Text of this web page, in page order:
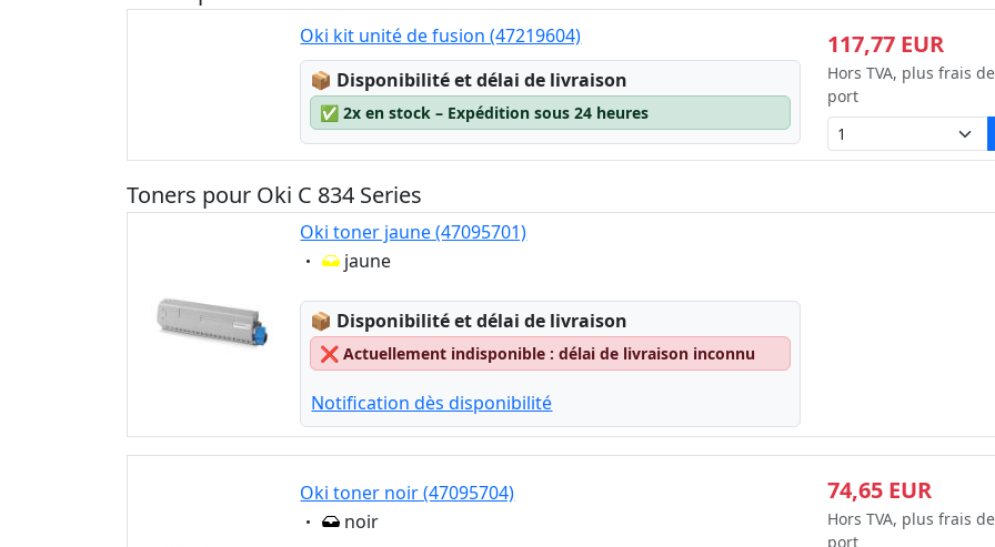
Oki kit unité de fusion (47219604)
📦 Lagerstatus:
Disponibilité et délai de livraison
✅ 2x en stock – Expédition sous 24 heures
117,77 EUR
Hors TVA, plus frais de
port
Toners pour Oki C 834 Series
Oki toner jaune (47095701)
Eigenschaft:
jaune
📦 Lagerstatus:
Disponibilité et délai de livraison
❌ Actuellement indisponible : délai de livraison inconnu
Notification dès disponibilité
Oki toner noir (47095704)
Eigenschaft:
noir
74,65 EUR
Hors TVA, plus frais de
port